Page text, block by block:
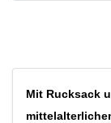
Mit Rucksack